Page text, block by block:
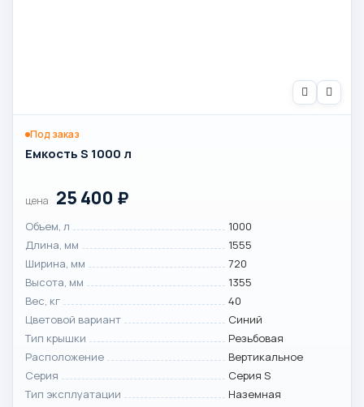
Под заказ
Емкость S 1000 л
цена 25 400 ₽
Объем, л
1000
Длина, мм
1555
Ширина, мм
720
Высота, мм
1355
Вес, кг
40
Цветовой вариант
Синий
Тип крышки
Резьбовая
Расположение
Вертикальное
Серия
Серия S
Тип эксплуатации
Наземная